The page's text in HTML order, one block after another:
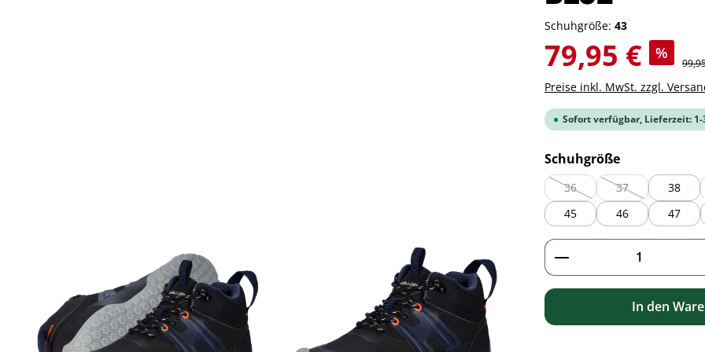
Schuhgröße: 43
Verkaufspreis:
79,95 € %
Preise inkl. MwSt. zzgl.
Sofort verfügbar, Lieferzeit: 1-
Schuhgrößeauswählen
36
(Diese Option ist zurzeit nicht
37
(Diese Option ist
38
45
46 47
Produkt Anzahl:
In den